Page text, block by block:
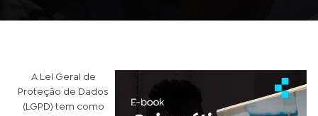
A Lei Geral de
Proteção de Dados
(LGPD) tem como